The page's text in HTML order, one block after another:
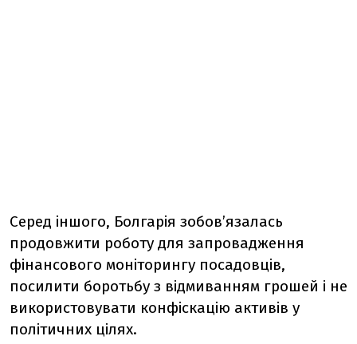
Серед іншого, Болгарія зобов’язалась
продовжити роботу для запровадження
фінансового моніторингу посадовців,
посилити боротьбу з відмиванням грошей і не
використовувати конфіскацію активів у
політичних цілях.